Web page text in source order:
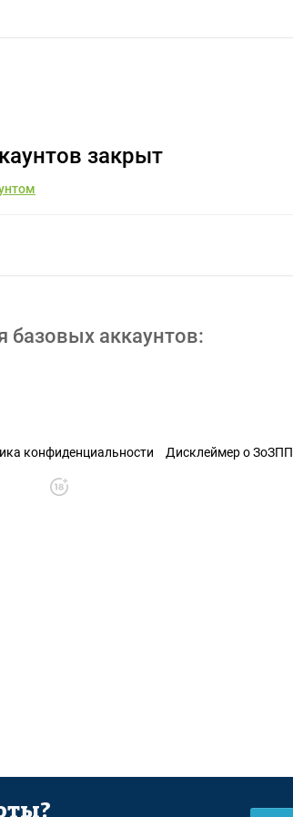
закрыт
базовых аккаунтов:
конфиденциальности Дисклеймер о ЗоЗПП